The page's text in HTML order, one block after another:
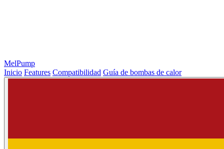
MelPump
Inicio Features Compatibilidad Guía de bombas de calor